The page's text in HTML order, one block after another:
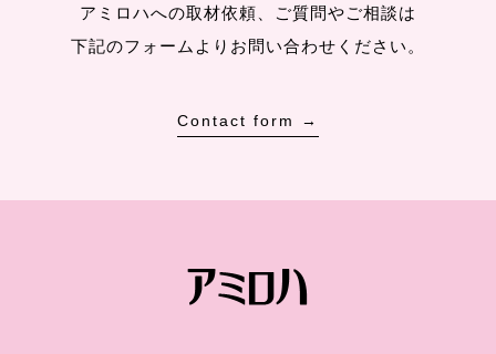
アミロハへの取材依頼、ご質問やご相談は
下記のフォームよりお問い合わせください。
Contact form →